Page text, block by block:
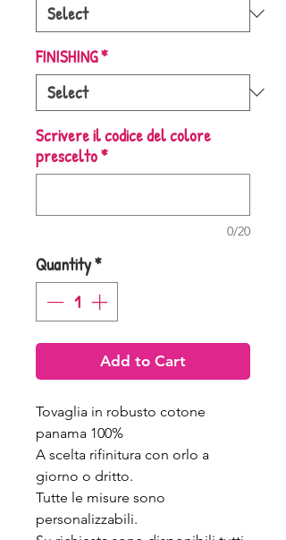
FINISHING*
Scrivere il codice del colore
prescelto*
0/20
Quantity*
Add to Cart
Tovaglia in robusto cotone
panama 100%
A scelta rifinitura con orlo a
giorno o dritto.
Tutte le misure sono
personalizzabili.